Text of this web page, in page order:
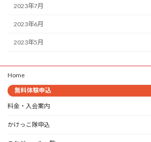
2023年7月
2023年6月
2023年5月
Home
無料体験申込
料金・入会案内
かけっこ隊申込